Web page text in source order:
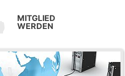
MITGLIED
WERDEN